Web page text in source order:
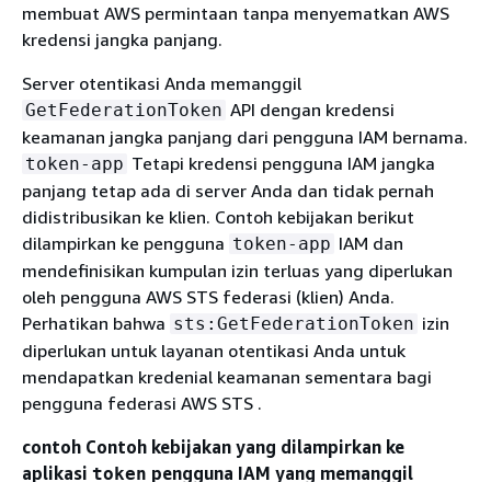
membuat AWS permintaan tanpa menyematkan AWS
kredensi jangka panjang.
Server otentikasi Anda memanggil
GetFederationToken API dengan kredensi
keamanan jangka panjang dari pengguna IAM bernama.
token-app Tetapi kredensi pengguna IAM jangka
panjang tetap ada di server Anda dan tidak pernah
didistribusikan ke klien. Contoh kebijakan berikut
dilampirkan ke pengguna token-app IAM dan
mendefinisikan kumpulan izin terluas yang diperlukan
oleh pengguna AWS STS federasi (klien) Anda.
Perhatikan bahwa sts:GetFederationToken izin
diperlukan untuk layanan otentikasi Anda untuk
mendapatkan kredenial keamanan sementara bagi
pengguna federasi AWS STS .
contoh Contoh kebijakan yang dilampirkan ke
aplikasi token pengguna IAM yang memanggil